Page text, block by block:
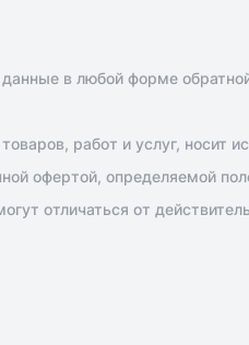
в любой форме
работ и услуг, носит
офертой, определяемой
отличаться от